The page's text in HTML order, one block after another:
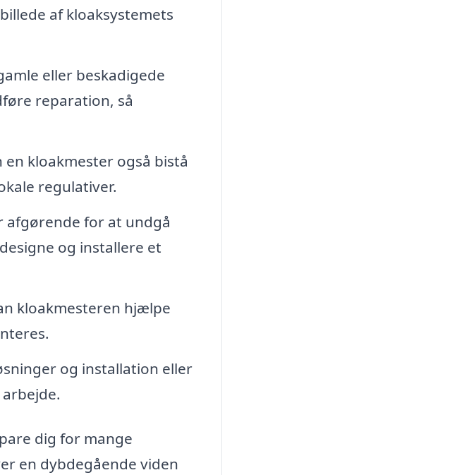
af kloaksystemets
eller beskadigede
reparation, så
kloakmester også bistå
regulativer.
afgørende for at undgå
og installere et
kloakmesteren hjælpe
og installation eller
dig for mange
en dybdegående viden